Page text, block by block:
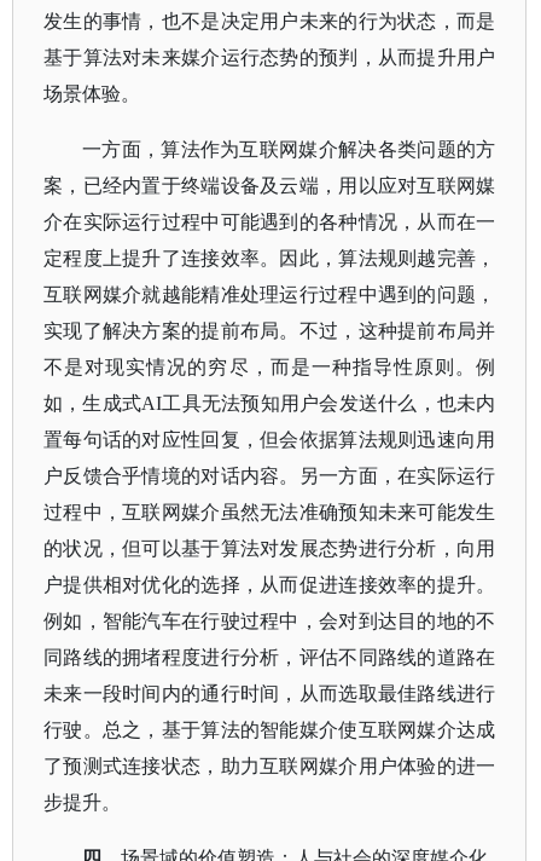
发生的事情，也不是决定用户未来的行为状态，而是
基于算法对未来媒介运行态势的预判，从而提升用户
场景体验。
一方面，算法作为互联网媒介解决各类问题的方
案，已经内置于终端设备及云端，用以应对互联网媒
介在实际运行过程中可能遇到的各种情况，从而在一
定程度上提升了连接效率。因此，算法规则越完善，
互联网媒介就越能精准处理运行过程中遇到的问题，
实现了解决方案的提前布局。不过，这种提前布局并
不是对现实情况的穷尽，而是一种指导性原则。例
如，生成式AI工具无法预知用户会发送什么，也未内
置每句话的对应性回复，但会依据算法规则迅速向用
户反馈合乎情境的对话内容。另一方面，在实际运行
过程中，互联网媒介虽然无法准确预知未来可能发生
的状况，但可以基于算法对发展态势进行分析，向用
户提供相对优化的选择，从而促进连接效率的提升。
例如，智能汽车在行驶过程中，会对到达目的地的不
同路线的拥堵程度进行分析，评估不同路线的道路在
未来一段时间内的通行时间，从而选取最佳路线进行
行驶。总之，基于算法的智能媒介使互联网媒介达成
了预测式连接状态，助力互联网媒介用户体验的进一
步提升。